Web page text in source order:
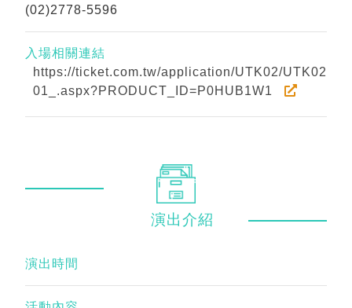
(02)2778-5596
入場相關連結
https://ticket.com.tw/application/UTK02/UTK02
01_.aspx?PRODUCT_ID=P0HUB1W1
演出介紹
演出時間